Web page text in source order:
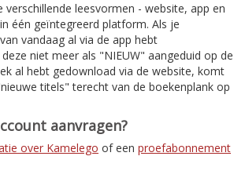
verschillende leesvormen - website, app en
één geïntegreerd platform. Als je
vandaag al via de app hebt
niet meer als "NIEUW" aangeduid op de
al hebt gedownload via de website, komt
titels" terecht van de boekenplank op
aanvragen?
over Kamelego of een proefabonnement